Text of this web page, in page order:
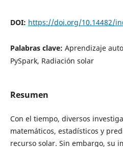
DOI: https://doi.org/10.14482/
Palabras clave: Aprendizaje
PySpark, Radiación solar
Resumen
Con el tiempo, diversos
matemáticos, estadísticos y
recurso solar. Sin embargo, su